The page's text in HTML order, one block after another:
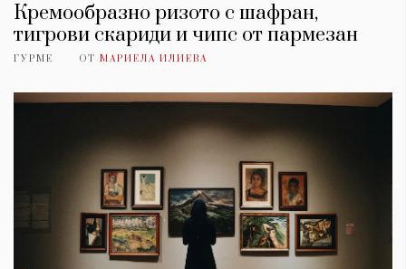
Кремообразно ризото с шафран,
тигрови скариди и чипс от пармезан
ГУРМЕ ОТ МАРИЕЛА ИЛИЕВА